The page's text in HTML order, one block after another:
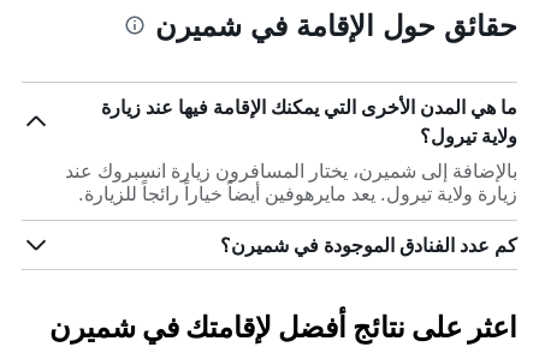
حقائق حول الإقامة في شميرن
ما هي المدن الأخرى التي يمكنك الإقامة فيها عند زيارة
ولاية تيرول؟
بالإضافة إلى شميرن، يختار المسافرون زيارة انسبروك عند
زيارة ولاية تيرول. يعد مايرهوفين أيضاً خياراً رائجاً للزيارة.
كم عدد الفنادق الموجودة في شميرن؟
اعثر على نتائج أفضل لإقامتك في شميرن